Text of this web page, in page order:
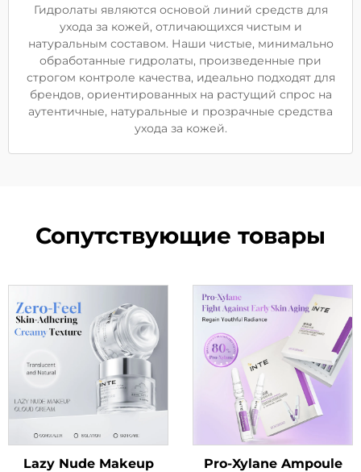
Гидролаты являются основой линий средств для
ухода за кожей, отличающихся чистым и
натуральным составом. Наши чистые, минимально
обработанные гидролаты, произведенные при
строгом контроле качества, идеально подходят для
брендов, ориентированных на растущий спрос на
аутентичные, натуральные и прозрачные средства
ухода за кожей.
Сопутствующие товары
Lazy Nude Makeup
Pro-Xylane Ampoule